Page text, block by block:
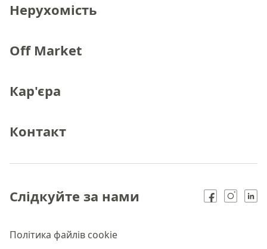
Нерухомість
Off Market
Кар'єра
Контакт
Політика файлів cookie
Слідкуйте за нами